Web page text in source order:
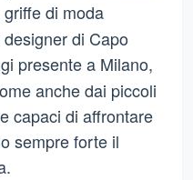
griffe di moda
di Capo
presente a Milano,
anche dai piccoli
capaci di affrontare
sempre forte il